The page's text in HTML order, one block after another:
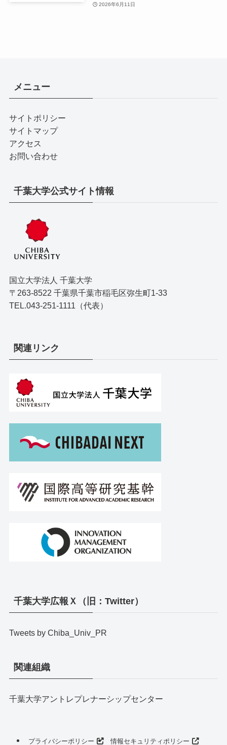
2026年6月11日
メニュー
サイトポリシー
サイトマップ
アクセス
お問い合わせ
千葉大学公式サイト情報
国立大学法人 千葉大学
〒263-8522 千葉県千葉市稲毛区弥生町1-33
TEL.043-251-1111（代表）
関連リンク
千葉大学広報Ｘ（旧：Twitter）
Tweets by Chiba_Univ_PR
関連組織
千葉大学アントレプレナーシップセンター
プライバシーポリシー 情報セキュリティポリシー